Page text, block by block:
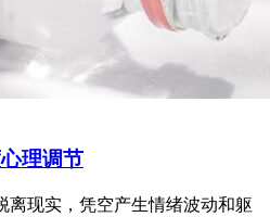
理调节
离现实，凭空产生情绪波动和躯